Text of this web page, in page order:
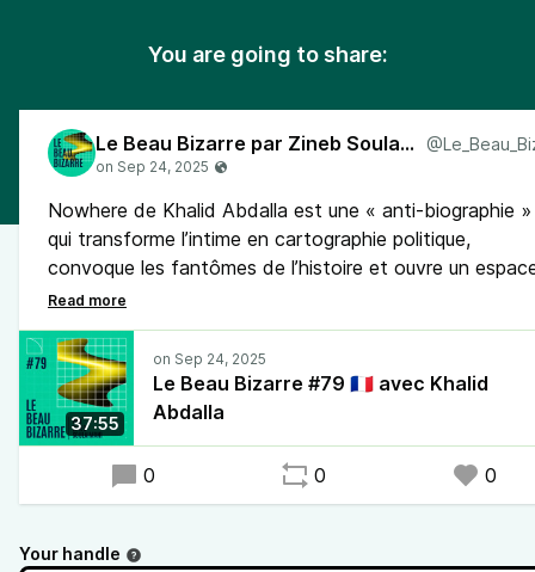
You are going to share:
Le Beau Bizarre par Zineb Soulaimani
Nowhere de Khalid Abdalla est une « anti-biographie »
qui transforme l’intime en cartographie politique,
convoque les fantômes de l’histoire et ouvre un
fragile mais insoumis pour la mémoire, la responsabilité
l’action dans un monde qui s’entête à imposer le
37:55
Le Beau Bizarre #79 🇫🇷 avec Khalid
Abdalla
0 0 0
Your handle